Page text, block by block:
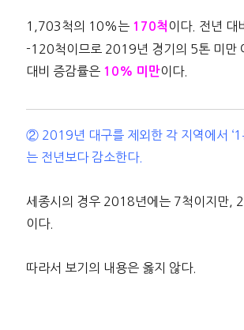
1,703척의 10%는 170척 이다. 전년 대
-120척이므로 2019년 경기의 5톤 미만
대비 증감률은 10% 미만이다.
② 2019년 대구를 제외한 각 지역에서 ‘1
는 전년보다 감소한다.
세종시의 경우 2018년에는 7척이지만,
이다.
따라서 보기의 내용은 옳지 않다.